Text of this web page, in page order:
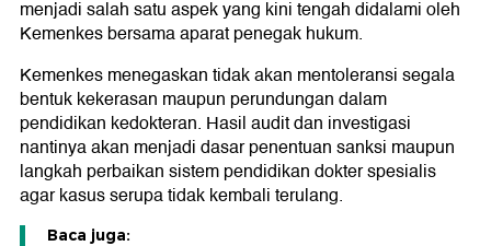
menjadi salah satu aspek yang kini tengah didalami oleh
Kemenkes bersama aparat penegak hukum.
Kemenkes menegaskan tidak akan mentoleransi segala
bentuk kekerasan maupun perundungan dalam
pendidikan kedokteran. Hasil audit dan investigasi
nantinya akan menjadi dasar penentuan sanksi maupun
langkah perbaikan sistem pendidikan dokter spesialis
agar kasus serupa tidak kembali terulang.
Baca juga: